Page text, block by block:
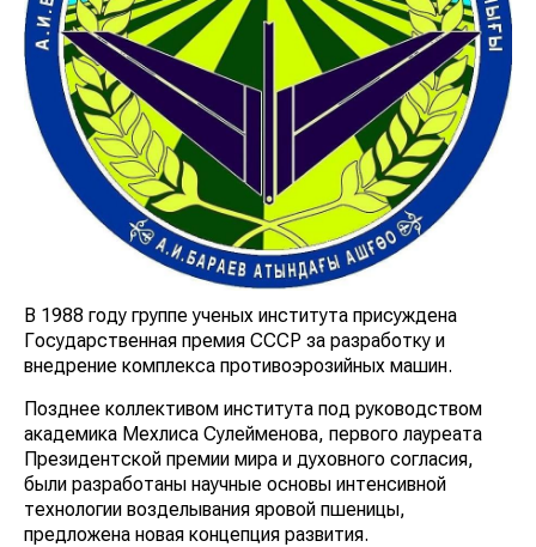
В 1988 году группе ученых института присуждена
Государственная премия СССР за разработку и
внедрение комплекса противоэрозийных машин.
Позднее коллективом института под руководством
академика Мехлиса Сулейменова, первого лауреата
Президентской премии мира и духовного согласия,
были разработаны научные основы интенсивной
технологии возделывания яровой пшеницы,
предложена новая концепция развития.